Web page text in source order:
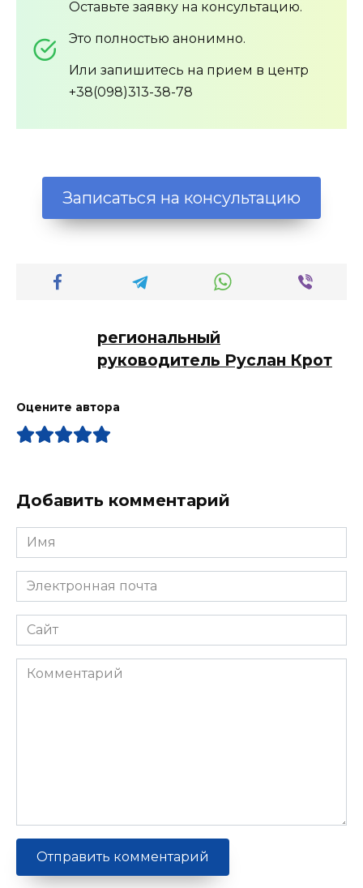
Оставьте заявку на консультацию.
Это полностью анонимно.
Или запишитесь на прием в центр
+38(098)313-38-78
Записаться на консультацию
региональный
руководитель Руслан Крот
Оцените автора
Добавить комментарий
Имя
*
Электронная
почта
*Сайт
Комментарий